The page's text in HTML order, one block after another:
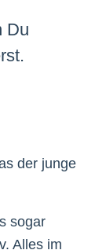
Du
der junge
sogar
Alles im